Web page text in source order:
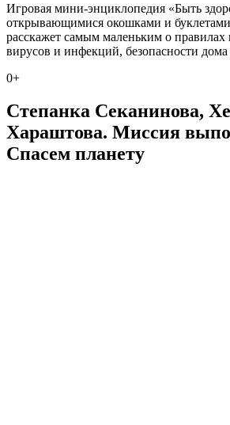
Игровая мини-энциклопедия «Быть
открывающимися окошками и
расскажет самым маленьким о правилах
вирусов и инфекций, безопасности
0+
Степанка Секанинова,
Хараштова. Миссия
Спасем планету